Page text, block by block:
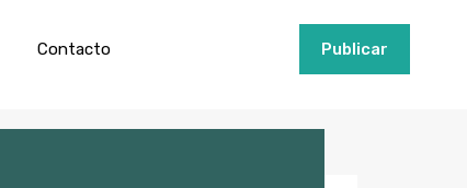
Invertir Publicar
Contacto Publicar